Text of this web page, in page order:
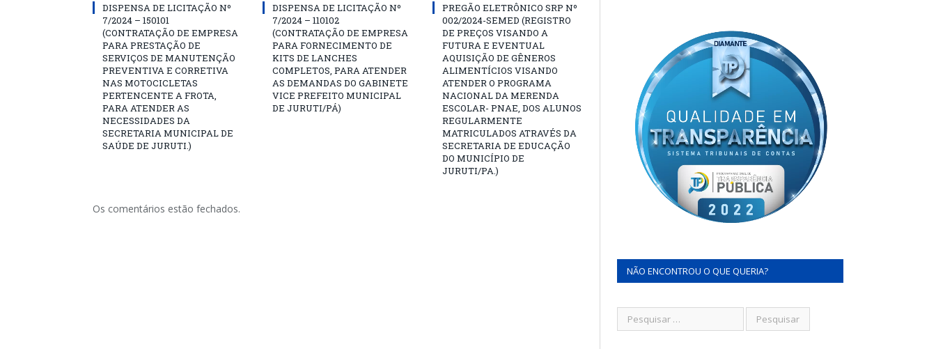
DISPENSA DE LICITAÇÃO Nº
7/2024 – 150101
(CONTRATAÇÃO DE EMPRESA
PARA PRESTAÇÃO DE
SERVIÇOS DE MANUTENÇÃO
PREVENTIVA E CORRETIVA
NAS MOTOCICLETAS
PERTENCENTE A FROTA,
PARA ATENDER AS
NECESSIDADES DA
SECRETARIA MUNICIPAL DE
SAÚDE DE JURUTI.)
DISPENSA DE LICITAÇÃO Nº
7/2024 – 110102
(CONTRATAÇÃO DE EMPRESA
PARA FORNECIMENTO DE
KITS DE LANCHES
COMPLETOS, PARA ATENDER
AS DEMANDAS DO GABINETE
VICE PREFEITO MUNICIPAL
DE JURUTI/PÁ)
PREGÃO ELETRÔNICO SRP Nº
002/2024-SEMED (REGISTRO
DE PREÇOS VISANDO A
FUTURA E EVENTUAL
AQUISIÇÃO DE GÊNEROS
ALIMENTÍCIOS VISANDO
ATENDER O PROGRAMA
NACIONAL DA MERENDA
ESCOLAR- PNAE, DOS ALUNOS
REGULARMENTE
MATRICULADOS ATRAVÉS DA
SECRETARIA DE EDUCAÇÃO
DO MUNICÍPIO DE
JURUTI/PA.)
Os comentários estão fechados.
NÃO ENCONTROU O QUE QUERIA?